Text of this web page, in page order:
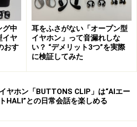
」
TW-6000」は、オーダーメイドイ
ナルワークス」監修によるユニー
含めて女性ユーザーを意識したデ
音質はかなり本格的。低域が力強
広がり感があります。
グ中
イヤ
おす
耳をふさがない「オープン型
イヤホン」って音漏れしな
い？ “デメリット3つ”を実際
に検証してみた
ヤホン「BUTTONS CLIP」は“AIエー
HALI”との日常会話を楽しめる